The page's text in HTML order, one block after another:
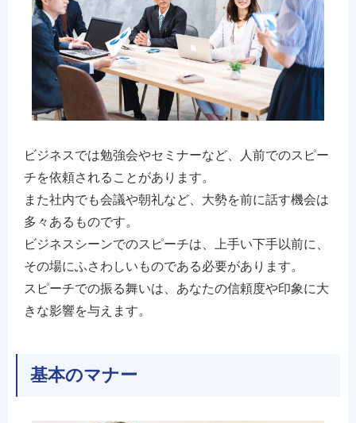
ビジネスでは勉強会やセミナーなど、人前でのスピー
チを依頼されることがあります。
また社内でも会議や朝礼など、大勢を前に話す機会は
多々あるものです。
ビジネスシーンでのスピーチは、上手い下手以前に、
その場にふさわしいものである必要があります。
スピーチでの振る舞いは、あなたの信頼度や印象に大
きな影響を与えます。
基本のマナー